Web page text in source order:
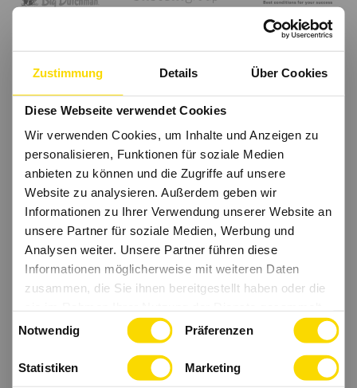
Zustimmung Details Über Cookies
Diese Webseite verwendet Cookies
Wir verwenden Cookies, um Inhalte und Anzeigen zu
personalisieren, Funktionen für soziale Medien
anbieten zu können und die Zugriffe auf unsere
Website zu analysieren. Außerdem geben wir
Informationen zu Ihrer Verwendung unserer Website an
unsere Partner für soziale Medien, Werbung und
Analysen weiter. Unsere Partner führen diese
Informationen möglicherweise mit weiteren Daten
zusammen, die Sie ihnen bereitgestellt haben oder die
haben.
Notwendig Präferenzen
Statistiken Marketing